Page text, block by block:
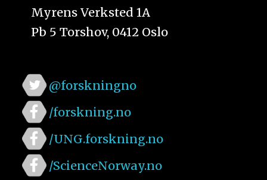
Myrens Verksted 1A
Pb 5 Torshov, 0412 Oslo
@forskningno
/forskning.no
/UNG.forskning.no
/ScienceNorway.no